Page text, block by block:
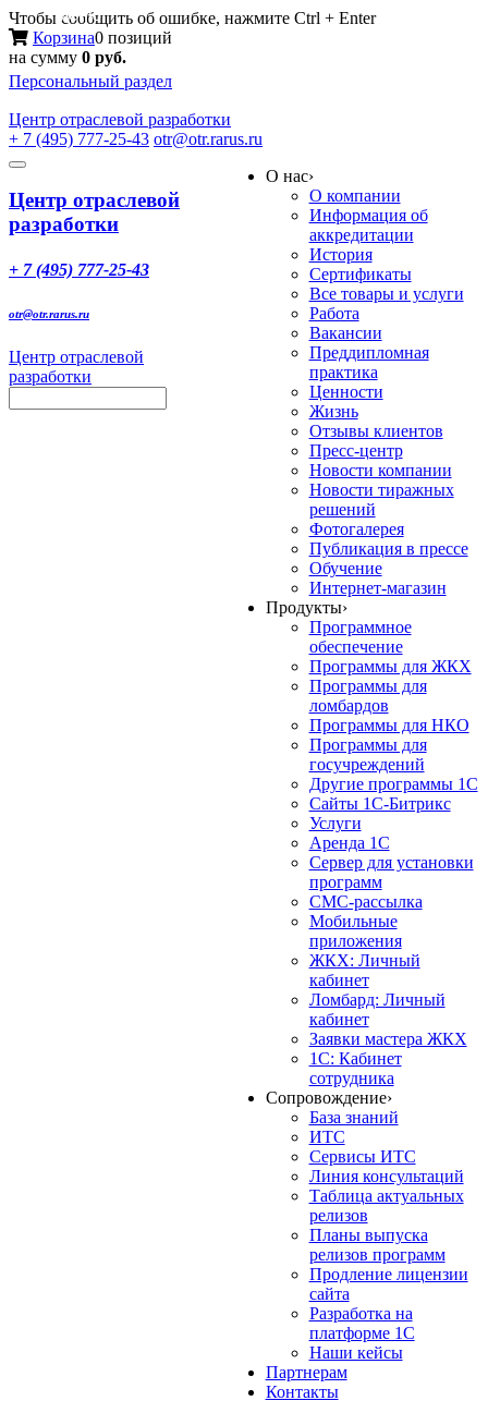
Чтобы сообщить об ошибке, нажмите Ctrl + Enter
Корзина0 позиций
на сумму 0 руб.
Персональный раздел
Центр отраслевой разработки
+ 7 (495) 777-25-43 otr@otr.rarus.ru
Toggle
Меню
Центр отраслевой
разработки
+ 7 (495) 777-25-43
otr@otr.rarus.ru
Центр отраслевой
разработки
О нас›
О компании
Информация об
аккредитации
История
Сертификаты
Все товары и услуги
Работа
Вакансии
Преддипломная
практика
Ценности
Жизнь
Отзывы клиентов
Пресс-центр
Новости компании
Новости тиражных
решений
Фотогалерея
Публикация в прессе
Обучение
Интернет-магазин
Продукты›
Программное
обеспечение
Программы для ЖКХ
Программы для
ломбардов
Программы для НКО
Программы для
госучреждений
Другие программы 1С
Сайты 1С-Битрикс
Услуги
Аренда 1С
Сервер для установки
программ
СМС-рассылка
Мобильные
приложения
ЖКХ: Личный
кабинет
Ломбард: Личный
кабинет
Заявки мастера ЖКХ
1С: Кабинет
сотрудника
Сопровождение›
База знаний
ИТС
Сервисы ИТС
Линия консультаций
Таблица актуальных
релизов
Планы выпуска
релизов программ
Продление лицензии
сайта
Разработка на
платформе 1С
Наши кейсы
Партнерам
Контакты